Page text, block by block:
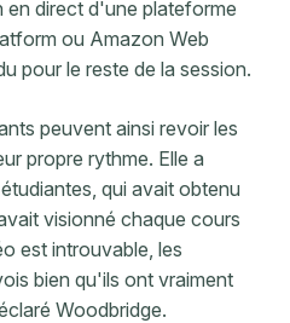
direct d'une plateforme
ou Amazon Web
pour le reste de la session.
peuvent ainsi revoir les
propre rythme. Elle a
qui avait obtenu
visionné chaque cours
est introuvable, les
bien qu'ils ont vraiment
Woodbridge.